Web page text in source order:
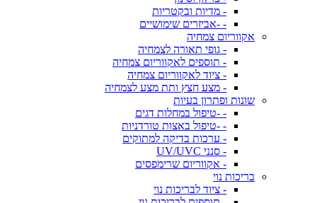
- מדיות ובקטריות
- -אביזרים שימושיים
אקווריום צמחיה
- גופי תאורה לצמחיה
- תוספים לאקווריום צמחיה
- ציוד לאקווריום צמחיה
- מצע חצץ ותת מצע לצמחיה
שונות ופתרון בעיות
- -טיפול במחלות דגים
- -טיפול באצות טורדניות
- ערכות בדיקה למתוקים
- סנני UV/UVC
- אקווריום שרימפסים
בריכות נוי
- ציוד לבריכות נוי